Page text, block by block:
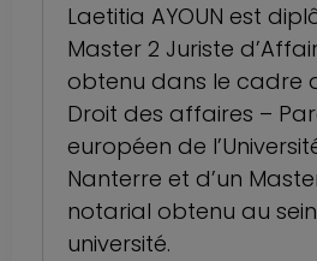
Laetitia AYOUN est
Master 2 Juriste
obtenu dans le cadre
Droit des affaires –
européen de
Nanterre et d’un
notarial obtenu au
université.